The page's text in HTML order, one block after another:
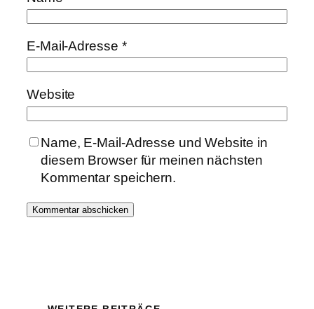
E-Mail-Adresse *
Website
Name, E-Mail-Adresse und Website in
diesem Browser für meinen nächsten
Kommentar speichern.